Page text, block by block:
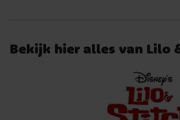
Bekijk hier alles van Lilo